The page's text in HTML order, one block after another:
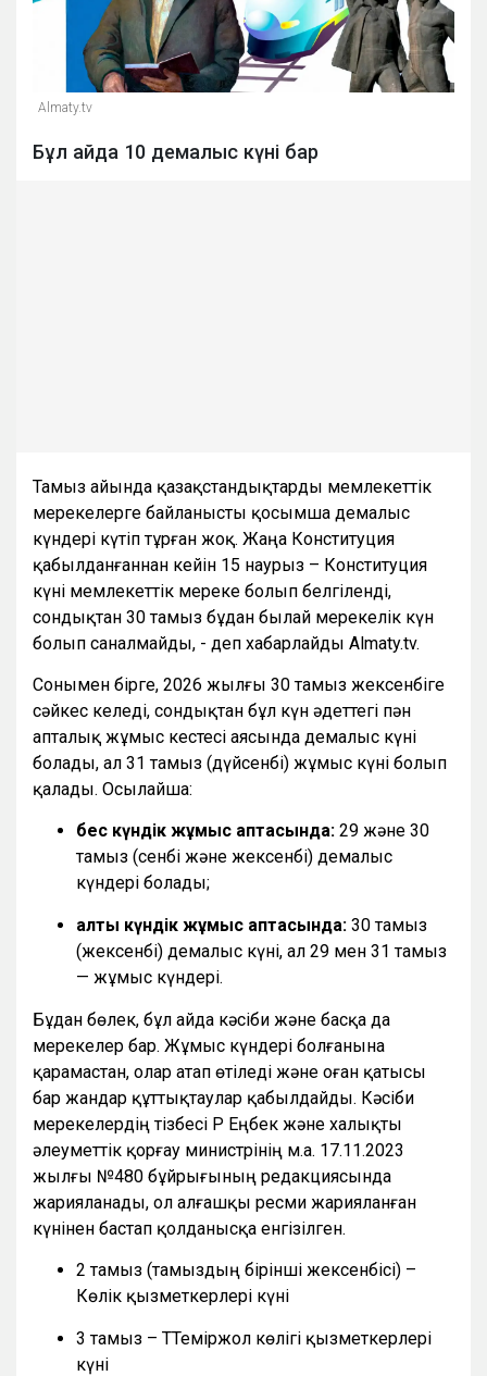
Almaty.tv
Бұл айда 10 демалыс күні бар
Тамыз айында қазақстандықтарды мемлекеттік
мерекелерге байланысты қосымша демалыс
күндері күтіп тұрған жоқ. Жаңа Конституция
қабылданғаннан кейін 15 наурыз – Конституция
күні мемлекеттік мереке болып белгіленді,
сондықтан 30 тамыз бұдан былай мерекелік күн
болып саналмайды, - деп хабарлайды Almaty.tv.
Сонымен бірге, 2026 жылғы 30 тамыз жексенбіге
сәйкес келеді, сондықтан бұл күн әдеттегі пән
апталық жұмыс кестесі аясында демалыс күні
болады, ал 31 тамыз (дүйсенбі) жұмыс күні болып
қалады. Осылайша:
бес күндік жұмыс аптасында: 29 және 30
тамыз (сенбі және жексенбі) демалыс
күндері болады;
алты күндік жұмыс аптасында: 30 тамыз
(жексенбі) демалыс күні, ал 29 мен 31 тамыз
— жұмыс күндері.
Бұдан бөлек, бұл айда кәсіби және басқа да
мерекелер бар. Жұмыс күндері болғанына
қарамастан, олар атап өтіледі және оған қатысы
бар жандар құттықтаулар қабылдайды. Кәсіби
мерекелердің тізбесі ҚР Еңбек және халықты
әлеуметтік қорғау министрінің м.а. 17.11.2023
жылғы №480 бұйрығының редакциясында
жарияланады, ол алғашқы ресми жарияланған
күнінен бастап қолданысқа енгізілген.
2 тамыз (тамыздың бірінші жексенбісі) –
Көлік қызметкерлері күні
3 тамыз – ТТеміржол көлігі қызметкерлері
күні